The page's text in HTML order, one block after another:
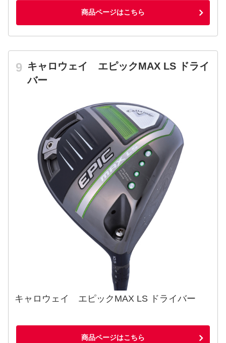
商品ページはこちら
キャロウェイ エピックMAX LS ドライ
バー
キャロウェイ エピックMAX LS ドライバー
商品ページはこちら